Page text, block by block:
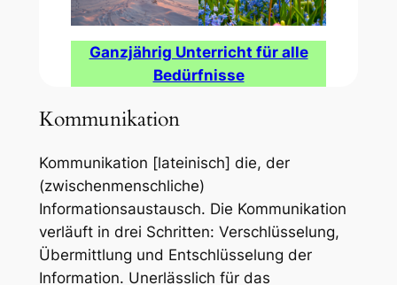
Ganzjährig Unterricht für alle
Bedürfnisse
Kommunikation
Kommunikation [lateinisch] die, der
(zwischenmenschliche)
Informationsaustausch. Die Kommunikation
verläuft in drei Schritten: Verschlüsselung,
Übermittlung und Entschlüsselung der
Information. Unerlässlich für das